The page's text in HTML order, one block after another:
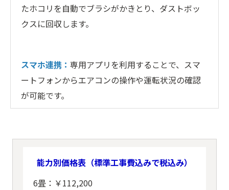
たホコリを自動でブラシがかきとり、ダストボッ
クスに回収します。
スマホ連携： 専用アプリを利用することで、スマ
ートフォンからエアコンの操作や運転状況の確認
が可能です。
能力別価格表（標準工事費込みで税込み）
6畳：￥112,200